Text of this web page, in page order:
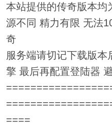
本站提供的传奇版本均
源不同 精力有限 无法
奇
服务端请切记下载版本
擎 最后再配置登陆器
====